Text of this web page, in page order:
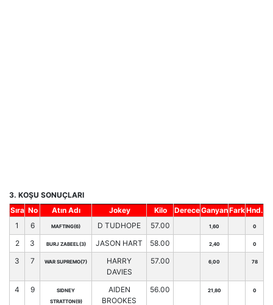
3. KOŞU SONUÇLARI
Sıra No Atın Adı Jokey Kilo DereceGanyanFarkHnd.
1
6 MAFTING(6) D TUDHOPE 57.00 1,60 0
2 3 BURJ ZABEEL(3) JASON HART 58.00 2,40 0
3 7 WAR SUPREMO(7)
HARRY
DAVIES
57.00 6,00 78
4 9
SIDNEY
STRATTON(9)
AIDEN
BROOKES
56.00 21,80 0